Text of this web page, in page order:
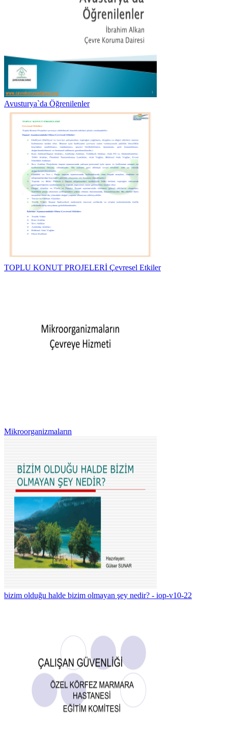
Avusturya`da Öğrenilenler
TOPLU KONUT PROJELERİ Çevresel Etkiler
Mikroorganizmaların
bizim olduğu halde bizim olmayan şey nedir? - iop-v10-22